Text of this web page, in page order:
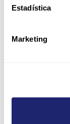
Estadística
Marketing